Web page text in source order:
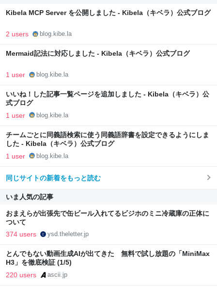
Kibela MCP Server を公開しました - Kibela（キベラ）公式ブログ
2 users blog.kibe.la
Mermaid記法に対応しました - Kibela（キベラ）公式ブログ
1 user blog.kibe.la
いいね！した記事一覧ページを追加しました - Kibela（キベラ）公
式ブログ
1 user blog.kibe.la
チームごとに同義語検索に使う同義語辞書を設定できるようにしま
した - Kibela（キベラ）公式ブログ
1 user blog.kibe.la
同じサイトの新着をもっと読む
いま人気の記事
おまえらが出張先で缶ビール入れてるビジホのミニ冷蔵庫の正体に
ついて
374 users ysd.theletter.jp
とんでもない動画生成AIが出てきた 無料で試し放題の「MiniMax
H3」を徹底検証 (1/5)
220 users ascii.jp